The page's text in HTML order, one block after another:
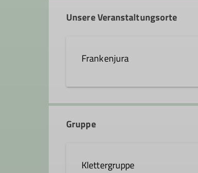
Trainer*in C Sportklettern
Zusatzqualifikation Outdoor-
Unsere Veranstaltungsorte
Frankenjura
Gruppe
Klettergruppe